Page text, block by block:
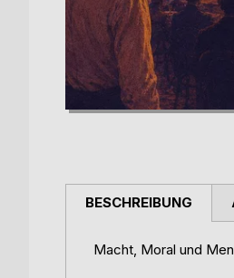
BESCHREIBUNG
Macht, Moral und